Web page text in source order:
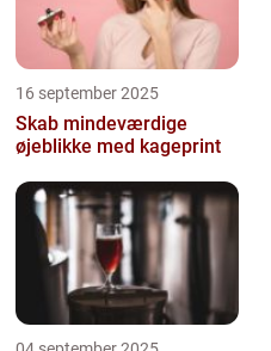
16 september 2025
Skab mindeværdige
øjeblikke med kageprint